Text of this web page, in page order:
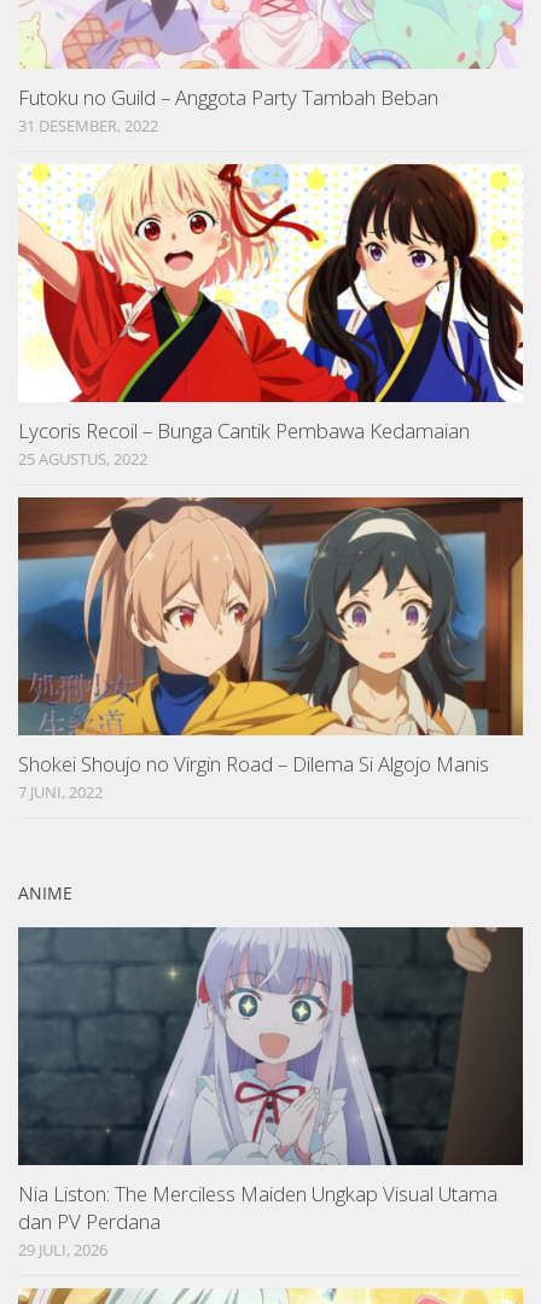
Futoku no Guild – Anggota Party Tambah Beban
31 DESEMBER, 2022
Lycoris Recoil – Bunga Cantik Pembawa Kedamaian
25 AGUSTUS, 2022
Shokei Shoujo no Virgin Road – Dilema Si Algojo Manis
7 JUNI, 2022
ANIME
Nia Liston: The Merciless Maiden Ungkap Visual Utama
dan PV Perdana
29 JULI, 2026